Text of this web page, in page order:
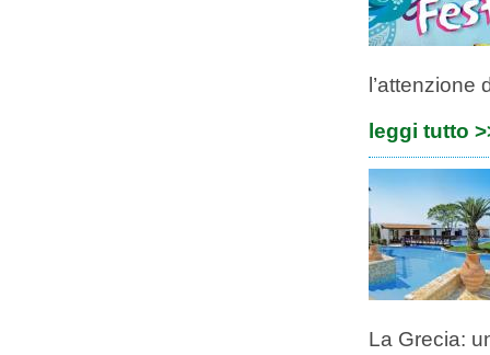
leggi tutto
La Grecia: